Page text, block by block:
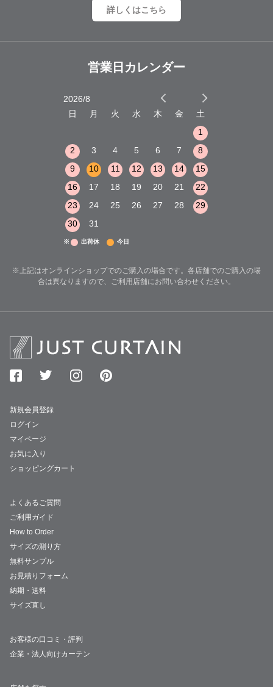
詳しくはこちら
営業日カレンダー
2026/8
日
月 火 水 木 金
土
1
2
3 4 5 6 7
8
9
10 11 12 13 14
15
16
17 18 19 20 21
22
23
24 25 26 27 28
29
30
31
※ 出荷休 今日
※上記はオンラインショップでのご購入の場合です。各店舗でのご購入の場
合は異なりますので、ご利用店舗にお問い合わせください。
新規会員登録
ログイン
マイページ
お気に入り
ショッピングカート
よくあるご質問
ご利用ガイド
How to Order
サイズの測り方
無料サンプル
お見積りフォーム
納期・送料
サイズ直し
お客様の口コミ・評判
企業・法人向けカーテン